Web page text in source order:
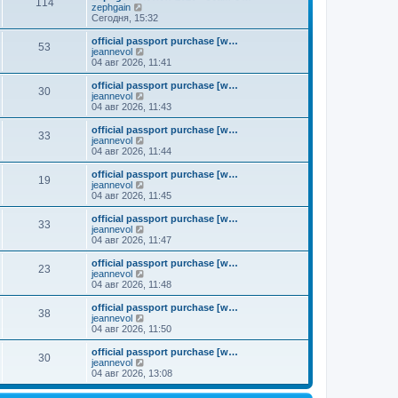
у
с
о
б
щ
е
н
и
н
е
с
о
щ
е
о
с
л
д
н
е
у
с
о
б
щ
е
н
и
114
zephgain
е
р
е
й
и
п
о
с
е
д
н
е
м
у
с
о
о
б
щ
е
н
и
ю
Сегодня, 15:32
53
official passport purchase [w…
jeannevol
е
р
е
й
т
п
о
с
е
н
е
м
с
о
о
щ
е
н
ю
04 авг 2026, 11:41
30
official passport purchase [w…
jeannevol
е
р
е
й
т
п
о
с
е
н
е
м
с
о
о
щ
е
н
ю
04 авг 2026, 11:43
33
official passport purchase [w…
jeannevol
е
р
е
й
т
п
о
с
е
н
е
м
с
о
о
щ
е
н
04 авг 2026, 11:44
19
official passport purchase [w…
jeannevol
е
р
е
й
т
п
о
с
е
н
е
м
с
о
04 авг 2026, 11:45
33
official passport purchase [w…
jeannevol
е
р
е
й
т
п
о
с
е
н
е
04 авг 2026, 11:47
23
official passport purchase [w…
jeannevol
е
р
е
й
т
п
о
с
л
04 авг 2026, 11:48
38
official passport purchase [w…
jeannevol
е
р
е
й
т
к
04 авг 2026, 11:50
30
official passport purchase [w…
jeannevol
е
р
е
04 авг 2026, 13:08